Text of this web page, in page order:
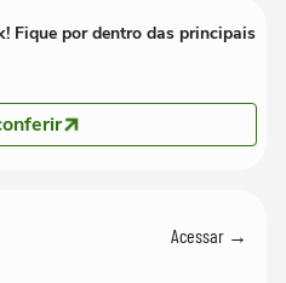
Fique por dentro das principais
Acessar →